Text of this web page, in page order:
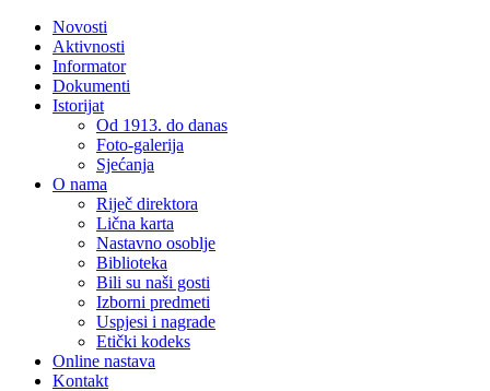
Novosti
Aktivnosti
Informator
Dokumenti
Istorijat
Od 1913. do danas
Foto-galerija
Sjećanja
O nama
Riječ direktora
Lična karta
Nastavno osoblje
Biblioteka
Bili su naši gosti
Izborni predmeti
Uspjesi i nagrade
Etički kodeks
Online nastava
Kontakt